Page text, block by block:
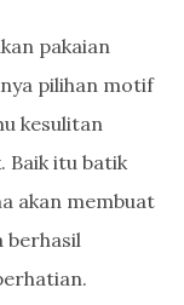
pakaian
pilihan motif
kesulitan
Baik itu batik
akan membuat
berhasil